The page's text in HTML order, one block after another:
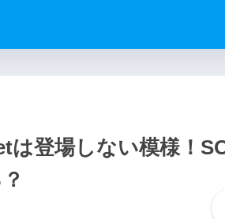
は登場しない模様！